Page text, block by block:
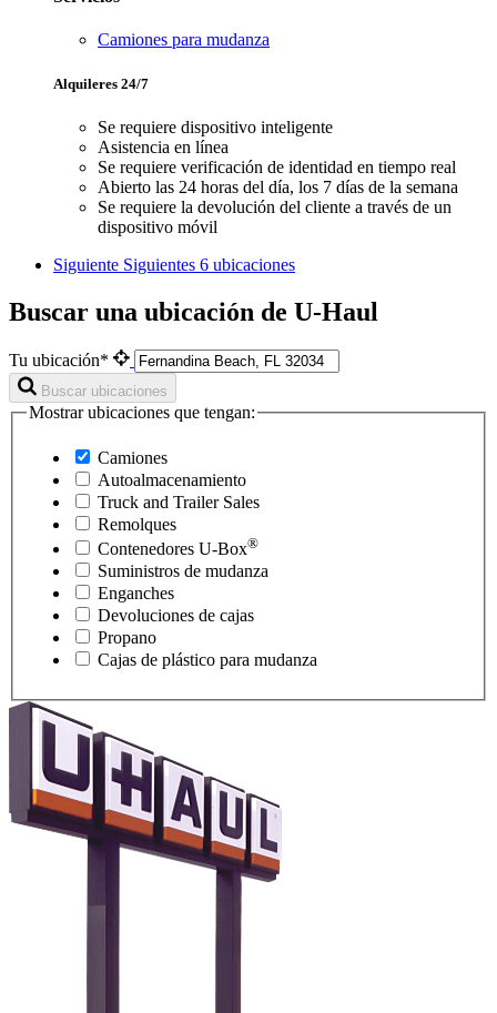
Camiones para mudanza
Alquileres 24/7
Se requiere dispositivo inteligente
Asistencia en línea
Se requiere verificación de identidad en tiempo real
Abierto las 24 horas del día, los 7 días de la semana
Se requiere la devolución del cliente a través de un
dispositivo móvil
Siguiente Siguientes 6 ubicaciones
Buscar una ubicación de U-Haul
Tu ubicación*
Buscar ubicaciones
Mostrar ubicaciones que tengan:
Camiones
Autoalmacenamiento
Truck and Trailer Sales
Remolques
Contenedores U-Box®
Suministros de mudanza
Enganches
Devoluciones de cajas
Propano
Cajas de plástico para mudanza